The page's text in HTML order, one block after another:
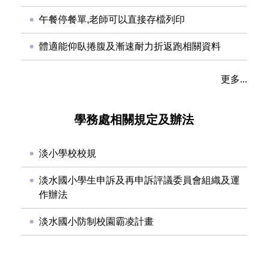
午餐停餐單,老師可以直接存檔列印
體適能仰臥捲腹及漸速耐力折返跑相關資料
更多...
學務處相關規定及辦法
淡小學校校規
淡水國小學生申訴及再申訴評議委員會組織及運
作辦法
淡水國小防制校園霸凌計畫